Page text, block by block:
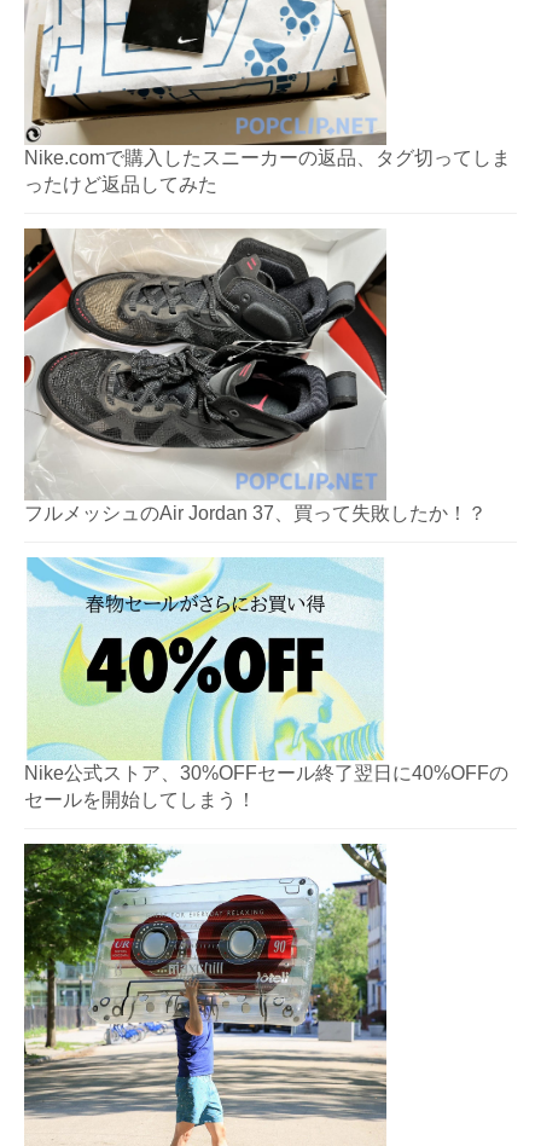
Nike.comで購入したスニーカーの返品、タグ切ってしま
ったけど返品してみた
フルメッシュのAir Jordan 37、買って失敗したか！？
Nike公式ストア、30%OFFセール終了翌日に40%OFFの
セールを開始してしまう！